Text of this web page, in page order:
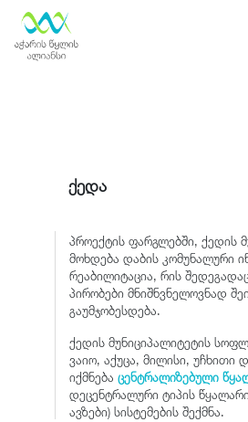
ქედა
პროექტის ფარგლებში, ქედის
მოხდება დაბის კომუნალური
რეაბილიტაცია, რის
პირობები მნიშნვნელოვნად
გაუმჯობესდება.
ქედის მუნიციპალიტეტის
ვაიო, აქუცა, მილისი, უჩხითი
იქმნება ცენტრალიზებული
დეცენტრალური ტიპის
ავზები) სისტემების შექმნა.